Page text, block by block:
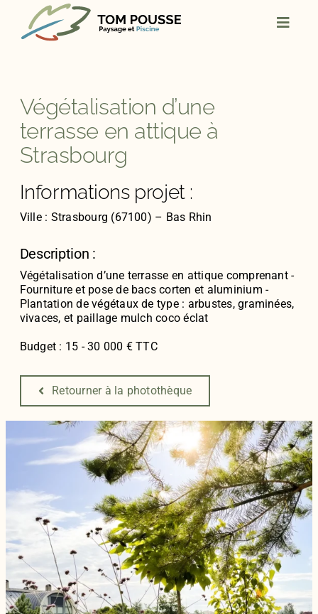
content
Végétalisation d’une
terrasse en attique à
Strasbourg
Informations projet :
Ville : Strasbourg (67100) – Bas Rhin
Description :
Végétalisation d’une terrasse en attique comprenant -
Fourniture et pose de bacs corten et aluminium -
Plantation de végétaux de type : arbustes, graminées,
vivaces, et paillage mulch coco éclat
Budget : 15 - 30 000 € TTC
Retourner à la photothèque